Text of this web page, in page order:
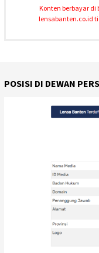
Konten berbayar
lensabanten.co.id
POSISI DI DEWAN PERS